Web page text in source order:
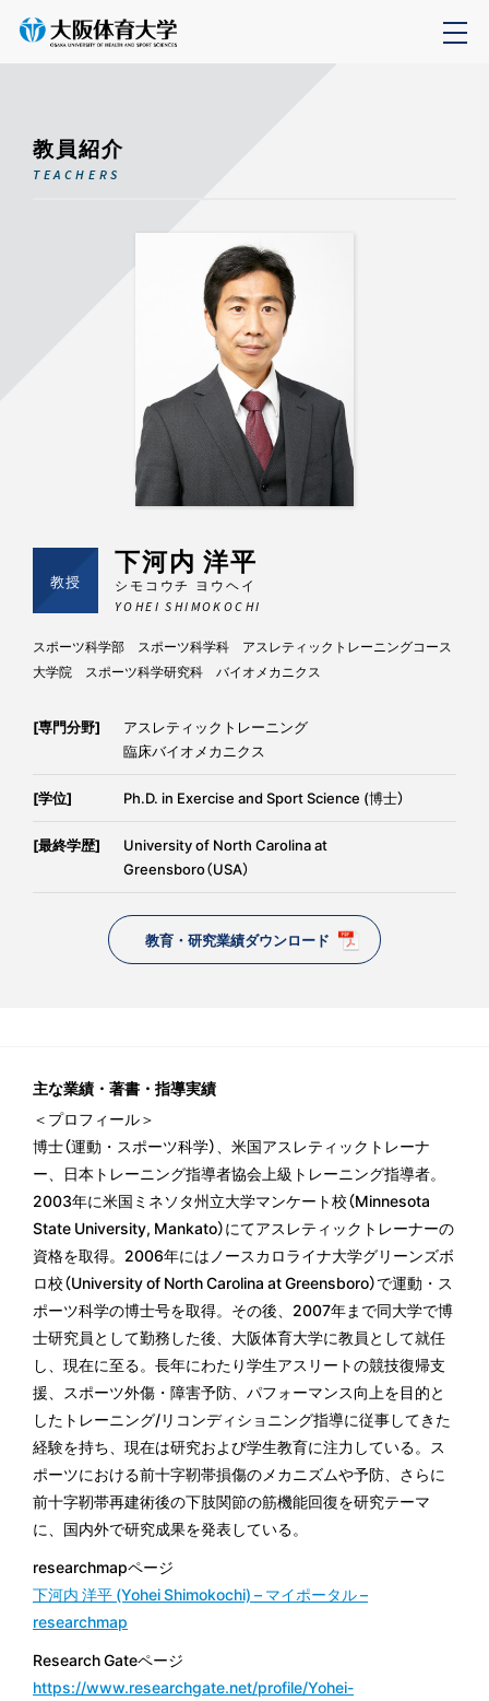
教員紹介
TEACHERS
教授
下河内 洋平
シモコウチ ヨウヘイ
YOHEI SHIMOKOCHI
スポーツ科学部 スポーツ科学科 アスレティックトレーニングコース
大学院 スポーツ科学研究科 バイオメカニクス
[専門分野]
アスレティックトレーニング
臨床バイオメカニクス
[学位] Ph.D. in Exercise and Sport Science (博士）
[最終学歴]
University of North Carolina at
Greensboro（USA）
教育・研究業績ダウンロード
主な業績・著書・指導実績
＜プロフィール＞
博士（運動・スポーツ科学）、米国アスレティックトレーナ
ー、日本トレーニング指導者協会上級トレーニング指導者。
2003年に米国ミネソタ州立大学マンケート校（Minnesota
State University, Mankato）にてアスレティックトレーナーの
資格を取得。2006年にはノースカロライナ大学グリーンズボ
ロ校（University of North Carolina at Greensboro）で運動・ス
ポーツ科学の博士号を取得。その後、2007年まで同大学で博
士研究員として勤務した後、大阪体育大学に教員として就任
し、現在に至る。長年にわたり学生アスリートの競技復帰支
援、スポーツ外傷・障害予防、パフォーマンス向上を目的と
したトレーニング/リコンディショニング指導に従事してきた
経験を持ち、現在は研究および学生教育に注力している。ス
ポーツにおける前十字靭帯損傷のメカニズムや予防、さらに
前十字靭帯再建術後の下肢関節の筋機能回復を研究テーマ
に、国内外で研究成果を発表している。
researchmapページ
下河内 洋平 (Yohei Shimokochi) – マイポータル –
researchmap
Research Gateページ
https://www.researchgate.net/profile/Yohei-